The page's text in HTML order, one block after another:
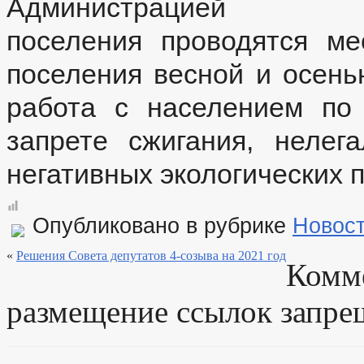
Администрацией
поселения проводятся
поселения весной и
работа с населением
запрете сжигания,
негативных экологических
Опубликовано в рубрике
« Решения Совета депутатов 4-созыва на 2021 год
размещение ссылок